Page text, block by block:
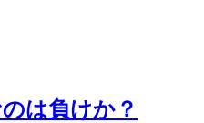
は負けか？